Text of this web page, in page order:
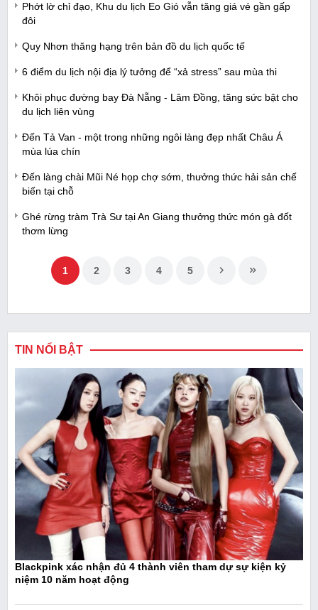
Phớt lờ chỉ đạo, Khu du lịch Eo Gió vẫn tăng giá vé gần gấp
đôi
Quy Nhơn thăng hạng trên bản đồ du lịch quốc tế
6 điểm du lịch nội địa lý tưởng để “xả stress” sau mùa thi
Khôi phục đường bay Đà Nẵng - Lâm Đồng, tăng sức bật cho
du lịch liên vùng
Đến Tả Van - một trong những ngôi làng đẹp nhất Châu Á
mùa lúa chín
Đến làng chài Mũi Né họp chợ sớm, thưởng thức hải sản chế
biến tại chỗ
Ghé rừng tràm Trà Sư tại An Giang thưởng thức món gà đốt
thơm lừng
1 2 3 4 5
TIN NỔI BẬT
Blackpink xác nhận đủ 4 thành viên tham dự sự kiện kỷ
niệm 10 năm hoạt động